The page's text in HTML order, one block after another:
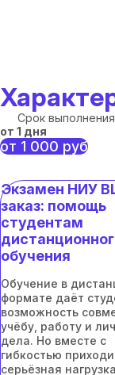
Срок выполнения
от 1 дня
от 1 000 руб
Экзамен НИУ
заказ: помощь
студентам
обучения
Обучение в
формате даёт
возможность
учёбу, работу и
дела. Но вместе с
гибкостью
серьёзная